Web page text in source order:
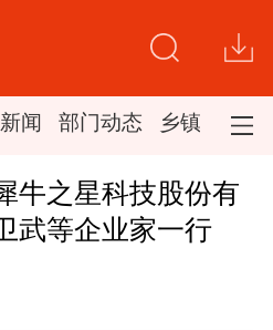
闻 部门动态 乡镇新闻
牛之星科技股份有
武等企业家一行